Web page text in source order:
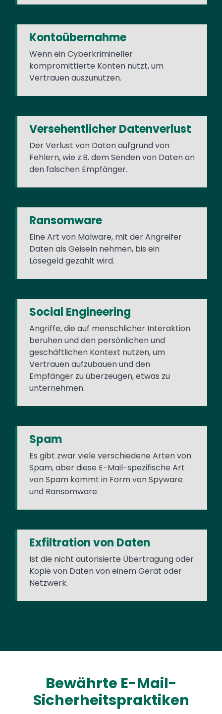
Kontoübernahme
Wenn ein Cyberkrimineller
kompromittierte Konten nutzt, um
Vertrauen auszunutzen.
Versehentlicher Datenverlust
Der Verlust von Daten aufgrund von
Fehlern, wie z.B. dem Senden von Daten an
den falschen Empfänger.
Ransomware
Eine Art von Malware, mit der Angreifer
Daten als Geiseln nehmen, bis ein
Lösegeld gezahlt wird.
Social Engineering
Angriffe, die auf menschlicher Interaktion
beruhen und den persönlichen und
geschäftlichen Kontext nutzen, um
Vertrauen aufzubauen und den
Empfänger zu überzeugen, etwas zu
unternehmen.
Spam
Es gibt zwar viele verschiedene Arten von
Spam, aber diese E-Mail-spezifische Art
von Spam kommt in Form von Spyware
und Ransomware.
Exfiltration von Daten
Ist die nicht autorisierte Übertragung oder
Kopie von Daten von einem Gerät oder
Netzwerk.
Bewährte E-Mail-
Sicherheitspraktiken